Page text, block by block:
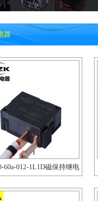
器
60a-012-1L1D磁保持继电